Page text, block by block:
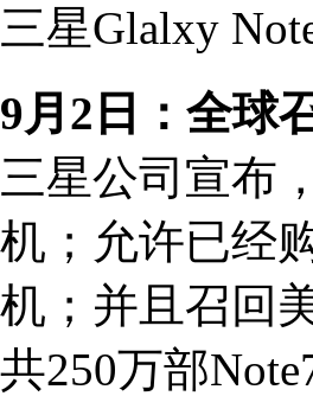
三星Glalxy
9月2日：全球
三星公司宣布
机；允许已经
机；并且召回
共250万部